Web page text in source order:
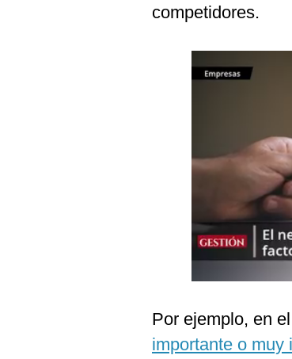
competidores.
Por ejemplo, en
importante o muy